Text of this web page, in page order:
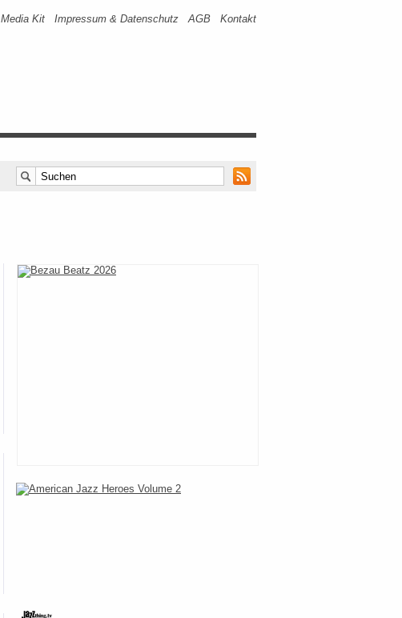
Media Kit Impressum & Datenschutz AGB Kontakt